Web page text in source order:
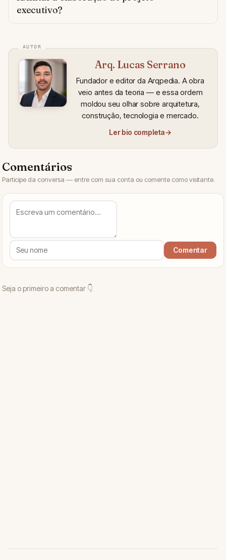
executivo?
Arq. Lucas Serrano
Fundador e editor da Arqpedia. A obra
veio antes da teoria — e essa ordem
moldou seu olhar sobre arquitetura,
construção, tecnologia e mercado.
Ler bio completa→